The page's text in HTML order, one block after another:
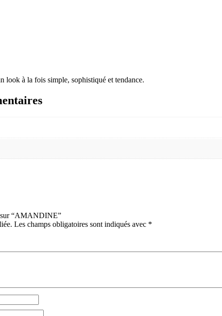
look à la fois simple, sophistiqué et tendance.
sur “AMANDINE”
Les champs obligatoires sont indiqués avec *